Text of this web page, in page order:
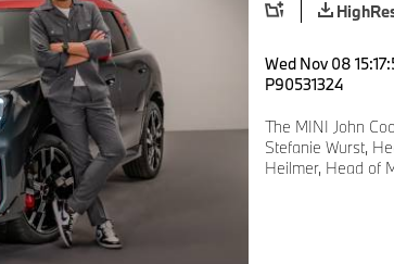
Wed Nov 08
P90531324
The MINI John
Stefanie Wurst,
Heilmer, Head of